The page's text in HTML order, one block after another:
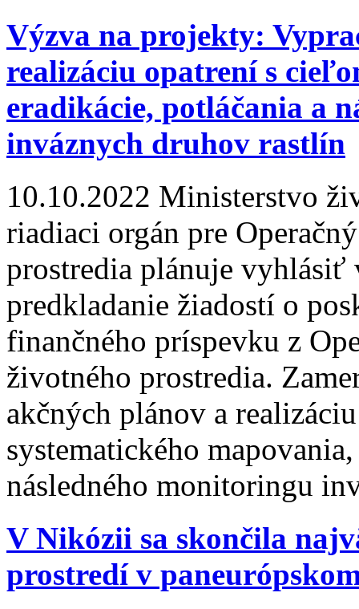
Výzva na projekty:
realizáciu opatrení s
eradikácie, potláčania a
inváznych druhov rastlín
10.10.2022 Ministerstvo
riadiaci orgán pre
prostredia plánuje vyhlásiť
predkladanie žiadostí o
finančného príspevku z
životného prostredia.
akčných plánov a
systematického
následného monitoringu
V Nikózii sa skončila
prostredí v